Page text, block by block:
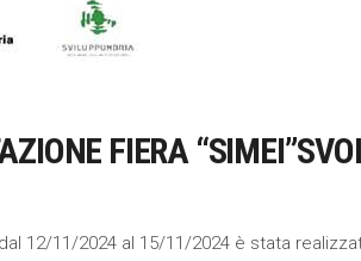
FIERA
12/11/2024 al 15/11/2024 è stata